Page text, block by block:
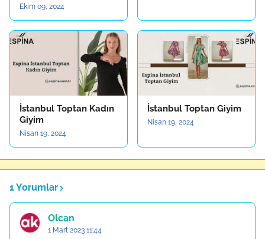
Ekim 09, 2024
İstanbul Toptan Kadın
Giyim
Nisan 19, 2024
İstanbul Toptan Giyim
Nisan 19, 2024
1 Yorumlar
Olcan
1 Mart 2023 11:44